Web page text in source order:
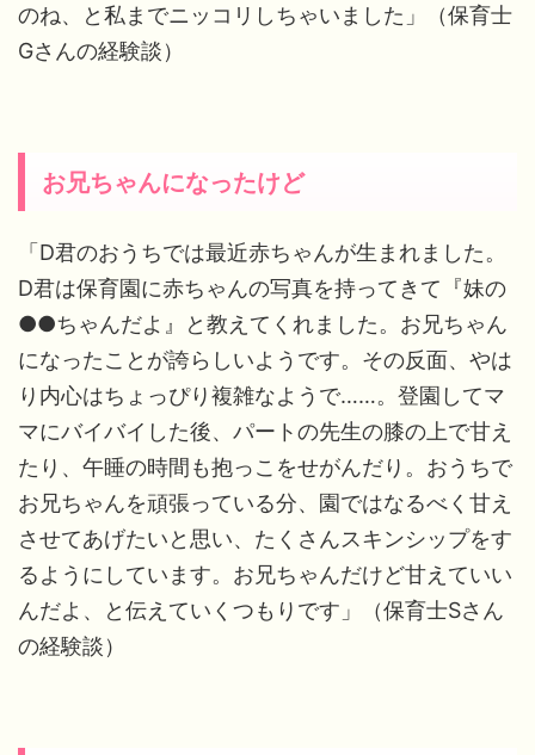
のね、と私までニッコリしちゃいました」（保育士
Gさんの経験談）
お兄ちゃんになったけど
「D君のおうちでは最近赤ちゃんが生まれました。
D君は保育園に赤ちゃんの写真を持ってきて『妹の
●●ちゃんだよ』と教えてくれました。お兄ちゃん
になったことが誇らしいようです。その反面、やは
り内心はちょっぴり複雑なようで……。登園してマ
マにバイバイした後、パートの先生の膝の上で甘え
たり、午睡の時間も抱っこをせがんだり。おうちで
お兄ちゃんを頑張っている分、園ではなるべく甘え
させてあげたいと思い、たくさんスキンシップをす
るようにしています。お兄ちゃんだけど甘えていい
んだよ、と伝えていくつもりです」（保育士Sさん
の経験談）